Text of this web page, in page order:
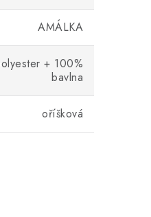
AMÁLKA
+ 100%
bavlna
oříšková